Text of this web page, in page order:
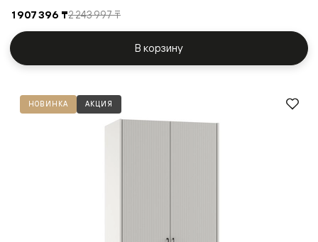
1 907 396 ₸2 243 997 ₸
В корзину
НОВИНКА АКЦИЯ